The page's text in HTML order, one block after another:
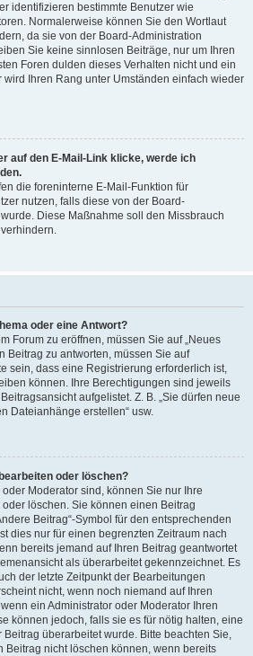
identifizieren bestimmte Benutzer wie
Normalerweise können Sie den Wortlaut
da sie von der Board-Administration
Sie keine sinnlosen Beiträge, nur um Ihren
Foren dulden dieses Verhalten nicht und ein
wird Ihren Rang unter Umständen einfach wieder
auf den E-Mail-Link klicke, werde ich
die foreninterne E-Mail-Funktion für
nutzen, falls diese von der Board-
Diese Maßnahme soll den Missbrauch
oder eine Antwort?
Forum zu eröffnen, müssen Sie auf „Neues
Beitrag zu antworten, müssen Sie auf
sein, dass eine Registrierung erforderlich ist,
können. Ihre Berechtigungen sind jeweils
aufgelistet. Z. B. „Sie dürfen neue
Dateianhänge erstellen“ usw.
oder löschen?
Moderator sind, können Sie nur Ihre
löschen. Sie können einen Beitrag
Beitrag“-Symbol für den entsprechenden
dies nur für einen begrenzten Zeitraum nach
bereits jemand auf Ihren Beitrag geantwortet
als überarbeitet gekennzeichnet. Es
der letzte Zeitpunkt der Bearbeitungen
nicht, wenn noch niemand auf Ihren
ein Administrator oder Moderator Ihren
können jedoch, falls sie es für nötig halten, eine
Beitrag überarbeitet wurde. Bitte beachten Sie,
Beitrag nicht löschen können, wenn bereits